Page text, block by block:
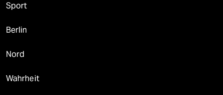
Sport
Berlin
Nord
Wahrheit